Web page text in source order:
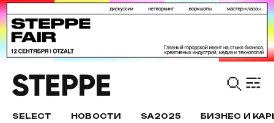
SELECT НОВОСТИ SA2025 БИЗНЕС И